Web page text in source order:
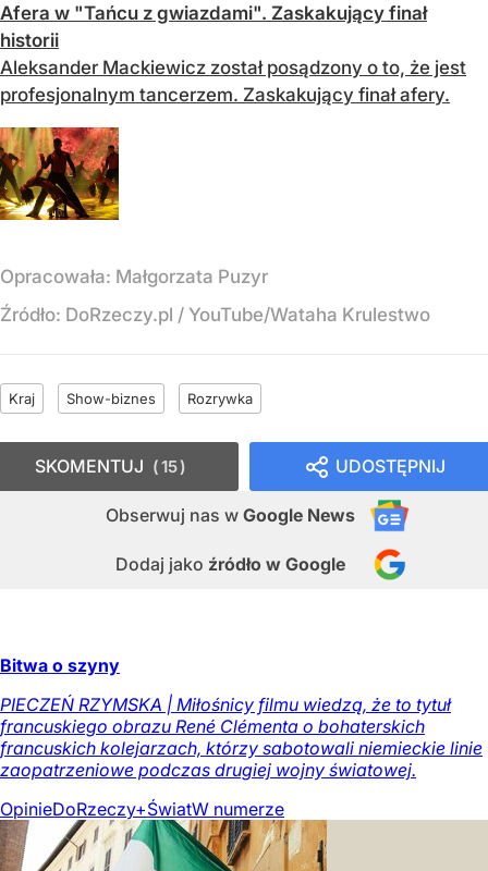
Afera w "Tańcu z gwiazdami". Zaskakujący finał
historii
Aleksander Mackiewicz został posądzony o to, że jest
profesjonalnym tancerzem. Zaskakujący finał afery.
Opracowała: Małgorzata Puzyr
Źródło: DoRzeczy.pl / YouTube/Wataha Krulestwo
Kraj Show-biznes Rozrywka
UDOSTĘPNIJ
Obserwuj nas w Google News
Dodaj jako źródło w Google
SKOMENTUJ 15
Bitwa o szyny
PIECZEŃ RZYMSKA | Miłośnicy filmu wiedzą, że to tytuł
francuskiego obrazu René Clémenta o bohaterskich
francuskich kolejarzach, którzy sabotowali niemieckie linie
zaopatrzeniowe podczas drugiej wojny światowej.
OpinieDoRzeczy+ŚwiatW numerze